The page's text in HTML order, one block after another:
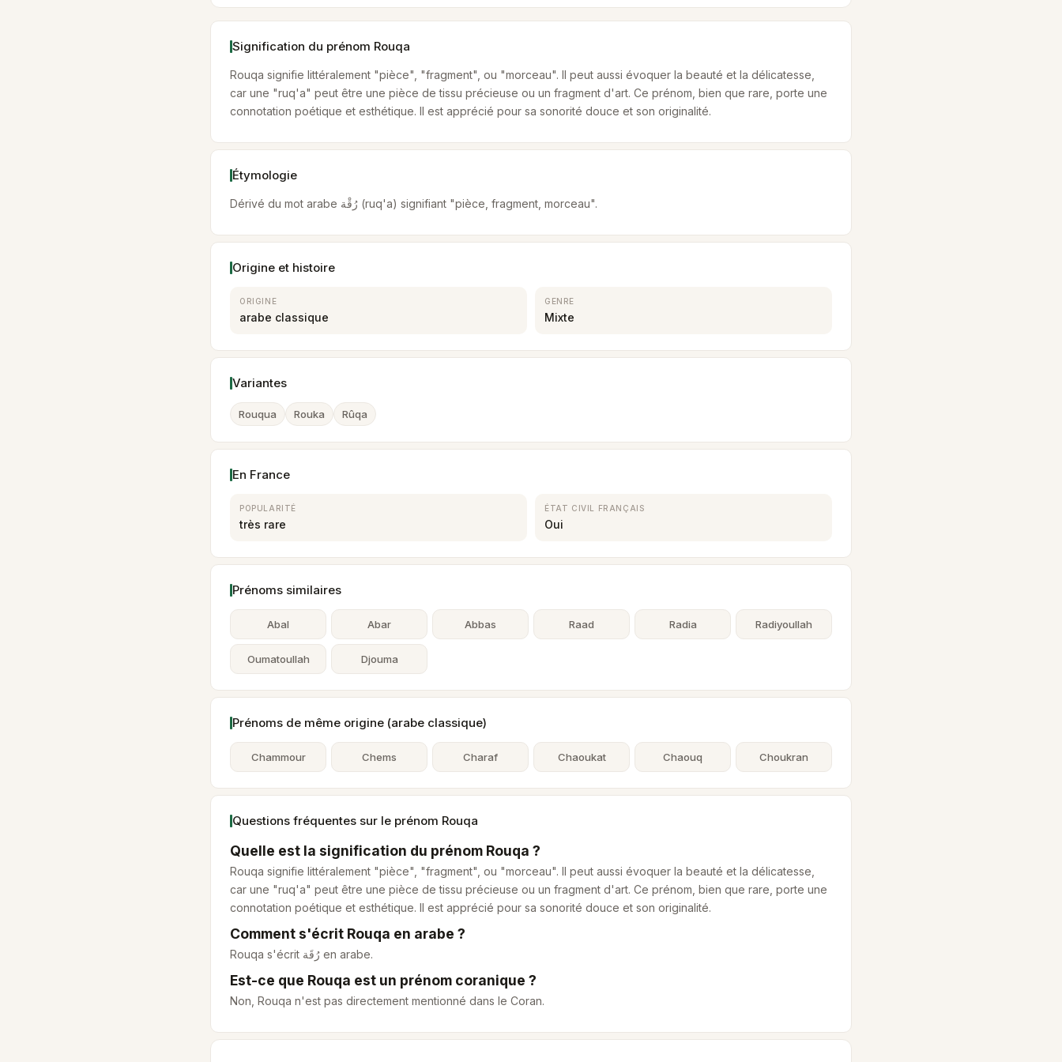
Signification du prénom Rouqa
Rouqa signifie littéralement "pièce", "fragment", ou "morceau". Il peut aussi évoquer la beauté et la délicatesse,
car une "ruq'a" peut être une pièce de tissu précieuse ou un fragment d'art. Ce prénom, bien que rare, porte une
connotation poétique et esthétique. Il est apprécié pour sa sonorité douce et son originalité.
Étymologie
Dérivé du mot arabe رُقْة (ruq'a) signifiant "pièce, fragment, morceau".
Origine et histoire
ORIGINE
arabe classique
GENRE
Mixte
Variantes
Rouqua Rouka Rûqa
En France
POPULARITÉ
très rare
ÉTAT CIVIL FRANÇAIS
Oui
Prénoms similaires
Abal Abar Abbas Raad Radia Radiyoullah
Oumatoullah Djouma
Prénoms de même origine (arabe classique)
Chammour Chems Charaf Chaoukat Chaouq Choukran
Questions fréquentes sur le prénom Rouqa
Quelle est la signification du prénom Rouqa ?
Rouqa signifie littéralement "pièce", "fragment", ou "morceau". Il peut aussi évoquer la beauté et la délicatesse,
car une "ruq'a" peut être une pièce de tissu précieuse ou un fragment d'art. Ce prénom, bien que rare, porte une
connotation poétique et esthétique. Il est apprécié pour sa sonorité douce et son originalité.
Comment s'écrit Rouqa en arabe ?
Rouqa s'écrit رُقَة en arabe.
Est-ce que Rouqa est un prénom coranique ?
Non, Rouqa n'est pas directement mentionné dans le Coran.